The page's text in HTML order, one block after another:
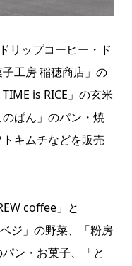
リップコーヒー・ド
工房 稲穂商店」の
is RICE」の玄米
ぱん」のパン・焼
キムチなどを販売
coffee」と
ジ」の野菜、「粉房
ン・お菓子、「と